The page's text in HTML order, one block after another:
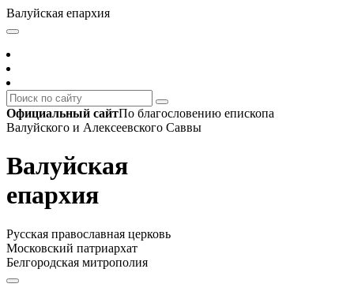
Валуйская епархия
Официальный сайтПо благословению епископа
Валуйского и Алексеевского Саввы
Валуйская
епархия
Русская православная церковь
Московский патриархат
Белгородская митрополия